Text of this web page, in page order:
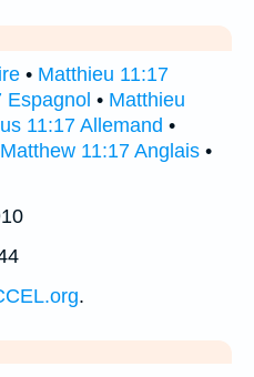
• Matthieu 11:17
Espagnol • Matthieu
11:17 Allemand •
Matthew 11:17 Anglais •
.